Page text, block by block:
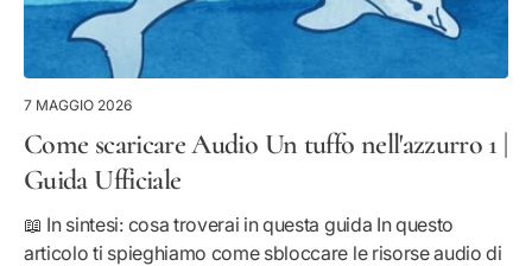
7 MAGGIO 2026
Come scaricare Audio Un tuffo nell'azzurro 1 |
Guida Ufficiale
📖 In sintesi: cosa troverai in questa guida In questo
articolo ti spieghiamo come sbloccare le risorse audio di